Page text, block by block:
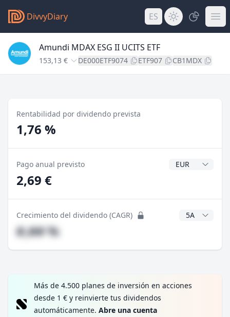
DivvyDiary ES
Amundi MDAX ESG II UCITS ETF
153,13 € DE000ETF9074 ETF907 CB1MDX
Rentabilidad por dividendo prevista
1,76 %
Pago anual previsto Divisa del
2,69 €
Crecimiento del dividendo (CAGR) Años CAGR
#,## %
Más de 4.500 planes de inversión en acciones
desde 1 € y reinvierte tus dividendos
automáticamente. Abre una cuenta